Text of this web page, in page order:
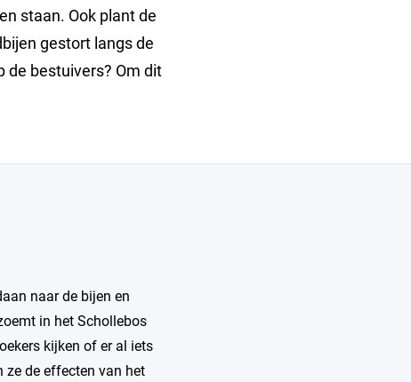
staan. Ook plant de
gestort langs de
de bestuivers? Om dit
naar de bijen en
in het Schollebos
kijken of er al iets
ze de effecten van het